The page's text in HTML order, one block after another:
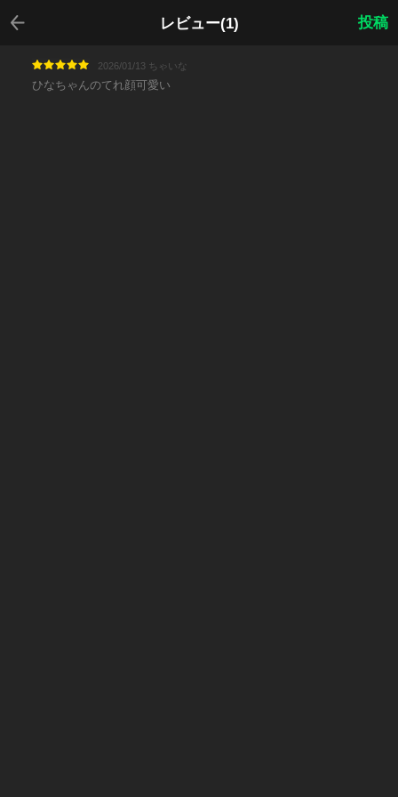
レビュー(1)
戻る
投稿
2026/01/13 ちゃいな
ひなちゃんのてれ顔可愛い